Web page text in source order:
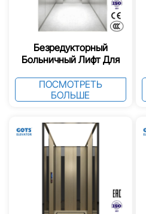
Безредукторный
Больничный Лифт Для
Сертифицированный По
ГОСТ
ПОСМОТРЕТЬ
БОЛЬШЕ